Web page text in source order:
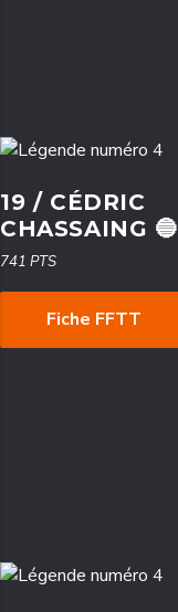
19 / CÉDRIC
CHASSAING 🔵
741 PTS
Fiche FFTT